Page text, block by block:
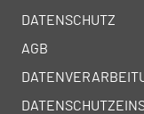
DATENSCHUTZ
AGB